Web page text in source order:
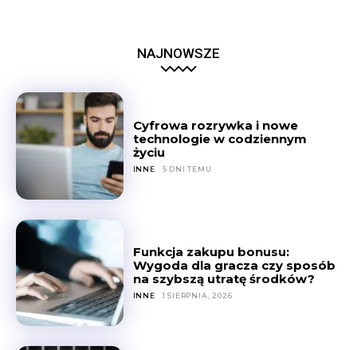
NAJNOWSZE
Cyfrowa rozrywka i nowe
technologie w codziennym
życiu
INNE 5 DNI TEMU
Funkcja zakupu bonusu:
Wygoda dla gracza czy sposób
na szybszą utratę środków?
INNE 1 SIERPNIA, 2026